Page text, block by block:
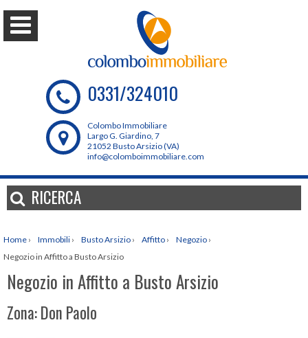
0331/324010
Colombo Immobiliare
Largo G. Giardino, 7
21052 Busto Arsizio (VA)
info@colomboimmobiliare.com
RICERCA
Home › Immobili › Busto Arsizio › Affitto › Negozio ›
Negozio in Affitto a Busto Arsizio
Negozio in Affitto a Busto Arsizio
Zona: Don Paolo